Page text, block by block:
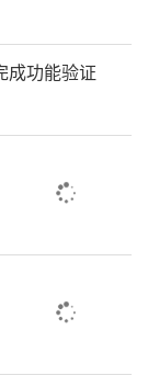
成功能验证